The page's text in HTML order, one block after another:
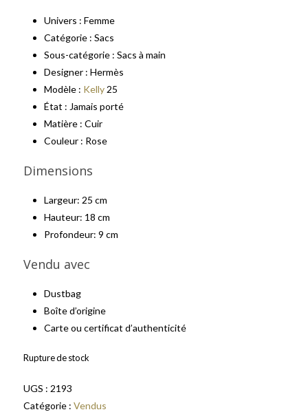
Univers : Femme
Catégorie : Sacs
Sous-catégorie : Sacs à main
Designer : Hermès
Modèle : Kelly 25
État : Jamais porté
Matière : Cuir
Couleur : Rose
Dimensions
Largeur: 25 cm
Hauteur: 18 cm
Profondeur: 9 cm
Vendu avec
Dustbag
Boîte d’origine
Carte ou certificat d’authenticité
Rupture de stock
UGS : 2193
Catégorie : Vendus